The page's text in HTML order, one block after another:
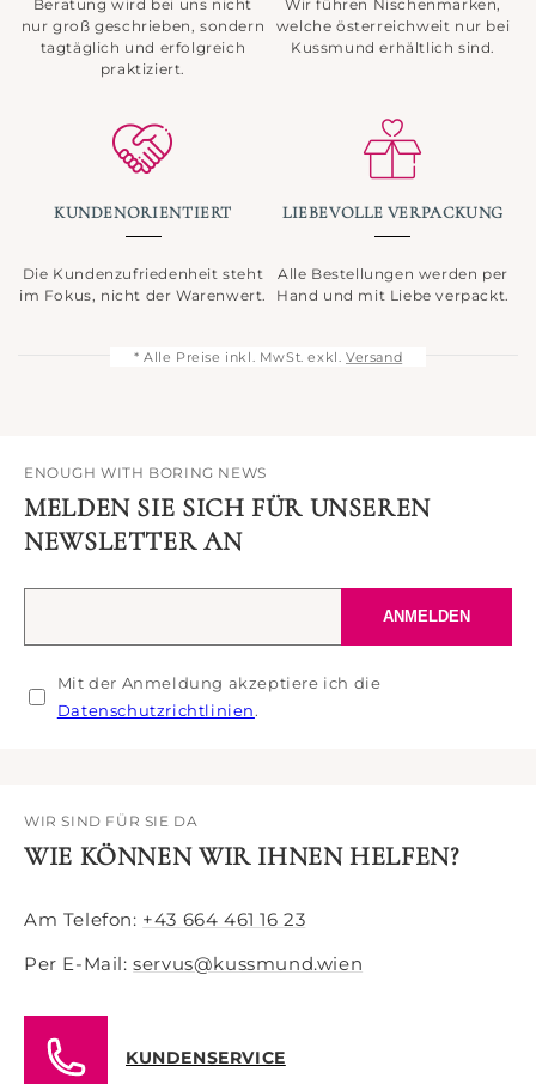
Beratung wird bei uns nicht
nur groß geschrieben, sondern
tagtäglich und erfolgreich
praktiziert.
Wir führen Nischenmarken,
welche österreichweit nur bei
Kussmund erhältlich sind.
KUNDENORIENTIERT
Die Kundenzufriedenheit steht
im Fokus, nicht der Warenwert.
LIEBEVOLLE VERPACKUNG
Alle Bestellungen werden per
Hand und mit Liebe verpackt.
* Alle Preise inkl. MwSt. exkl. Versand
ENOUGH WITH BORING NEWS
MELDEN SIE SICH FÜR UNSEREN
NEWSLETTER AN
E-
Adresse
ANMELDEN
Mit der Anmeldung akzeptiere ich die
Datenschutzrichtlinien.
WIR SIND FÜR SIE DA
WIE KÖNNEN WIR IHNEN HELFEN?
Am Telefon: +43 664 461 16 23
Per E-Mail:servus@kussmund.wien
KUNDENSERVICE